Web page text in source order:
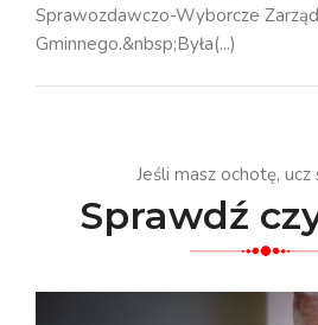
Sprawozdawczo-Wyborcze
Gminnego.&nbsp;Była(...)
Jeśli masz ochotę, ucz
Sprawdź